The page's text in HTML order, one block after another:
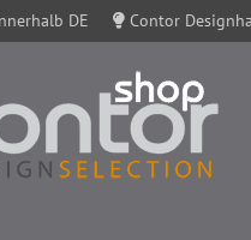
DE Contor